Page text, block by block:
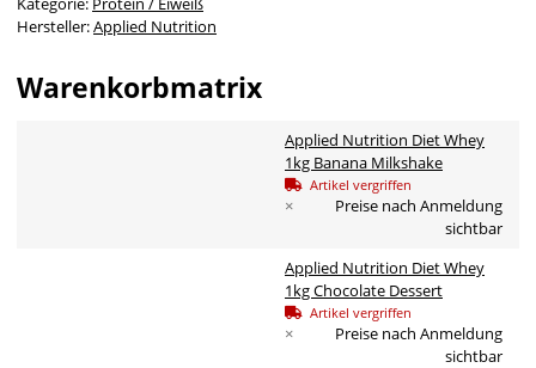
Hersteller:Applied Nutrition
Warenkorbmatrix
Applied Nutrition Diet Whey
1kg Banana Milkshake
Artikel vergriffen
×
Preise nach Anmeldung
sichtbar
Applied Nutrition Diet Whey
1kg Chocolate Dessert
Artikel vergriffen
×
Preise nach Anmeldung
sichtbar